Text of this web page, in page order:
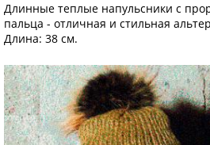
Длинные теплые напульсники с
пальца - отличная и стильная
Длина: 38 см.